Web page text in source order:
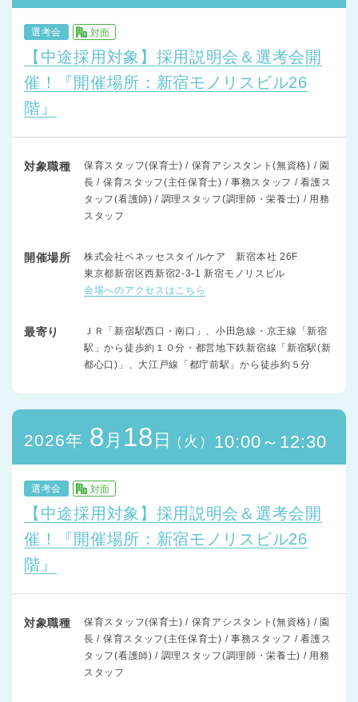
選考会 対面
【中途採用対象】採用説明会＆選考会開
催！『開催場所：新宿モノリスビル26
階』
対象職種
保育スタッフ(保育士) / 保育アシスタント(無資格) / 園
長 / 保育スタッフ(主任保育士) / 事務スタッフ / 看護ス
タッフ(看護師) / 調理スタッフ(調理師・栄養士) / 用務
スタッフ
開催場所
株式会社ベネッセスタイルケア 新宿本社 26F
東京都新宿区西新宿2-3-1 新宿モノリスビル
会場へのアクセスはこちら
最寄り
ＪＲ「新宿駅西口・南口」、小田急線・京王線「新宿
駅」から徒歩約１０分・都営地下鉄新宿線「新宿駅(新
都心口)」、大江戸線「都庁前駅」から徒歩約５分
2026年 8 月 18 日 （火） 10:00～12:30
選考会 対面
【中途採用対象】採用説明会＆選考会開
催！『開催場所：新宿モノリスビル26
階』
対象職種
保育スタッフ(保育士) / 保育アシスタント(無資格) / 園
長 / 保育スタッフ(主任保育士) / 事務スタッフ / 看護ス
タッフ(看護師) / 調理スタッフ(調理師・栄養士) / 用務
スタッフ